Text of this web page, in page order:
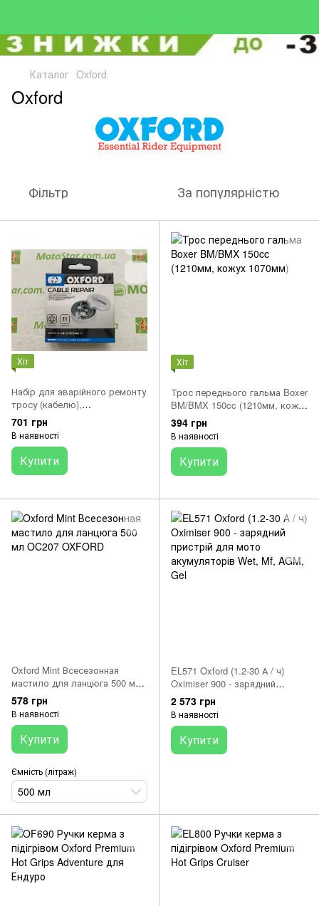
Каталог Oxford
Oxford
Фільтр За популярністю
Хіт
Набір для аварійного ремонту
тросу (кабелю),
універсальний Oxford OX774
701 грн
В наявності
Купити
Хіт
Трос переднього гальма Boxer
BM/BMX 150cc (1210мм, кожух
1070мм)
394 грн
В наявності
Купити
Oxford Mint Всесезонная
мастило для ланцюга 500 мл
OC207 OXFORD
578 грн
В наявності
Купити
Ємність (літраж)
500 мл
EL571 Oxford (1.2-30 А / ч)
Oximiser 900 - зарядний
пристрій для мото
акумуляторів Wet, Mf, AGM,
Gel
2 573 грн
В наявності
Купити